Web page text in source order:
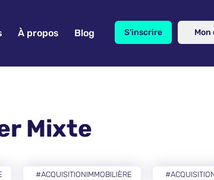
À propos Blog S'inscrire
Mixte
#ACQUISITIONIMMOBILIÈRE